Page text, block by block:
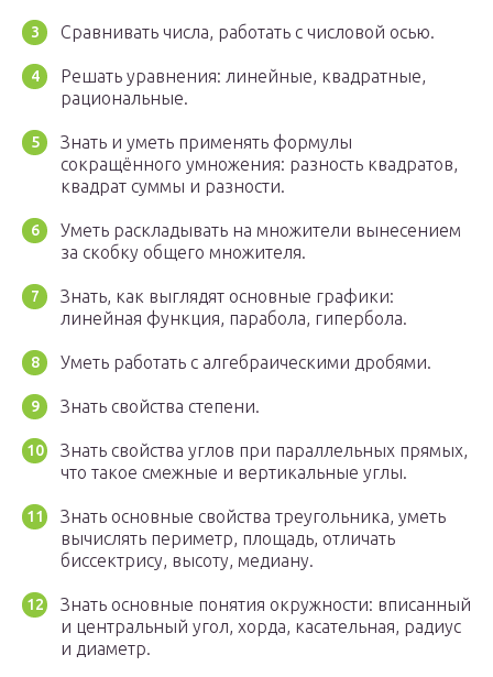
Сравнивать числа, работать с числовой осью.
Решать уравнения: линейные, квадратные,
рациональные.
Знать и уметь применять формулы
сокращённого умножения: разность квадратов,
квадрат суммы и разности.
Уметь раскладывать на множители вынесением
за скобку общего множителя.
Знать, как выглядят основные графики:
линейная функция, парабола, гипербола.
Уметь работать с алгебраическими дробями.
Знать свойства степени.
Знать свойства углов при параллельных прямых,
что такое смежные и вертикальные углы.
Знать основные свойства треугольника, уметь
вычислять периметр, площадь, отличать
биссектрису, высоту, медиану.
Знать основные понятия окружности: вписанный
и центральный угол, хорда, касательная, радиус
и диаметр.